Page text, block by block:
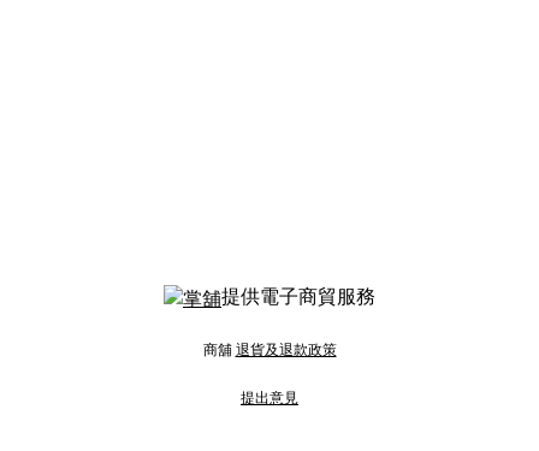
提供電子商貿服務
商舖 退貨及退款政策
提出意見